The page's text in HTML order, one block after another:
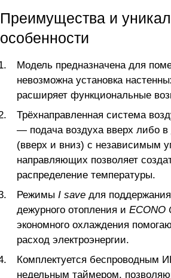
Преимущества и
особенности
Модель предназначена для
невозможна установка
расширяет функциональные
Трёхнаправленная система
— подача воздуха вверх либо в
(вверх и вниз) с независимым
направляющих позволяет
распределение температуры.
Режимы I save для
дежурного отопления и ECONO
экономного охлаждения
расход электроэнергии.
Комплектуется беспроводным
недельным таймером,